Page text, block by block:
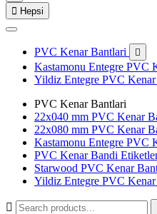
 Hepsi
PVC Kenar Bantlari 
Kastamonu Entegre PVC
Yildiz Entegre PVC
PVC Kenar Bantlari
22x040 mm PVC Kenar
22x080 mm PVC Kenar
Kastamonu Entegre PVC
PVC Kenar Bandi
Starwood PVC Kenar
Yildiz Entegre PVC
